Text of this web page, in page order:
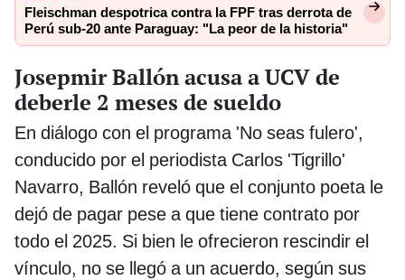
Fleischman despotrica contra la FPF tras derrota de
Perú sub-20 ante Paraguay: "La peor de la historia"
Josepmir Ballón acusa a UCV de
deberle 2 meses de sueldo
En diálogo con el programa 'No seas fulero',
conducido por el periodista Carlos 'Tigrillo'
Navarro, Ballón reveló que el conjunto poeta le
dejó de pagar pese a que tiene contrato por
todo el 2025. Si bien le ofrecieron rescindir el
vínculo, no se llegó a un acuerdo, según sus